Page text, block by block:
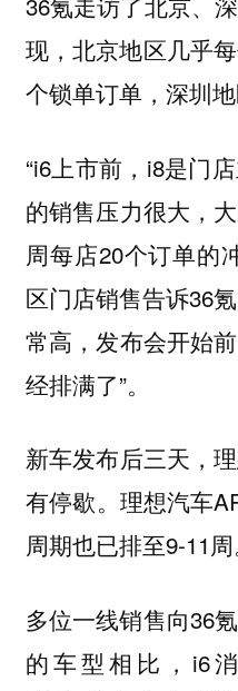
现，北京地区几乎
个锁单订单，深圳地
“i6上市前，i8是门
的销售压力很大，
周每店20个订单的
区门店销售告诉36
常高，发布会开始
经排满了”。
新车发布后三天，
有停歇。理想汽车
周期也已排至9-11周
多位一线销售向36
的车型相比，i6